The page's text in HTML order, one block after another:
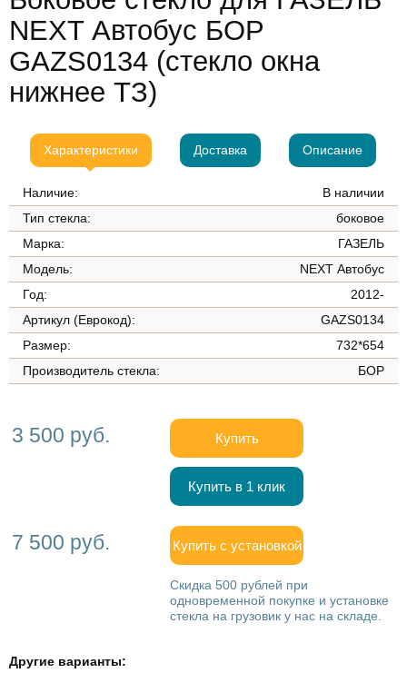
NEXT Автобус БОР
GAZS0134 (стекло окна
нижнее ТЗ)
Характеристики Доставка Описание
Наличие:
В наличии
Тип стекла:
боковое
Марка:
ГАЗЕЛЬ
Модель:
NEXT Автобус
Год:
2012-
Артикул (Еврокод):
GAZS0134
Размер:
732*654
Производитель стекла:
БОР
3 500 руб. Купить
Купить в 1 клик
7 500 руб. Купить с установкой
Скидка 500 рублей при
одновременной покупке и установке
стекла на грузовик у нас на складе.
Другие варианты: